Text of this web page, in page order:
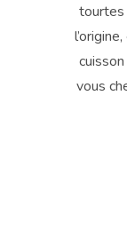
tourtes
vous